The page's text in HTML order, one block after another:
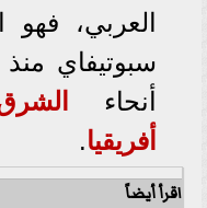
العربي، فهو
أنحاء
أفريقيا.
اقرأ أيضاً